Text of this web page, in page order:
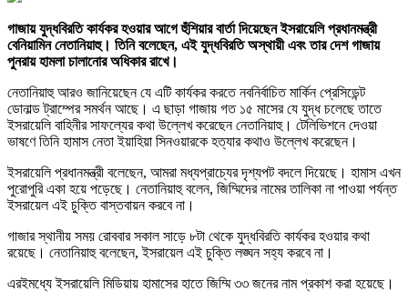
গাজায় যুদ্ধবিরতি কার্যকর হওয়ার আগে হুঁশিয়ার বার্তা দিয়েছেন ইসরায়েলি প্রধানমন্ত্রী
বেনিয়ামিন নেতানিয়াহু। তিনি বলেছেন, এই যুদ্ধবিরতি অস্থায়ী এবং তার দেশ গাজায়
পুনরায় হামলা চালানোর অধিকার রাখে।
নেতানিয়াহু আরও জানিয়েছেন যে এটি কার্যকর করতে নবনির্বাচিত মার্কিন প্রেসিডেন্ট
ডোনাল্ড ট্রাম্পের সমর্থন আছে। এ ছাড়া গাজায় গত ১৫ মাসের যে যুদ্ধ চলেছে তাতে
ইসরায়েলি বাহিনীর সাফল্যের কথা উল্লেখ করেছেন নেতানিয়াহু। টেলিভিশনে দেওয়া
ভাষণে তিনি হামাস নেতা ইয়াহিয়া সিনওয়ারকে হত্যার কথাও উল্লেখ করেছেন।
ইসরায়েলি প্রধানমন্ত্রী বলেছেন, আমরা মধ্যপ্রাচ্যের দৃশ্যপট বদলে দিয়েছে। হামাস এখন
পুরোপুরি একা হয়ে পড়েছে। নেতানিয়াহু বলেন, জিম্মিদের নামের তালিকা না পাওয়া পর্যন্ত
ইসরায়েল এই চুক্তি বাস্তবায়ন করবে না।
গাজার স্থানীয় সময় রোববার সকাল সাড়ে ৮টা থেকে যুদ্ধবিরতি কার্যকর হওয়ার কথা
রয়েছে। নেতানিয়াহু বলেছেন, ইসরায়েল এই চুক্তি লঙ্ঘন সহ্য করবে না।
এরইমধ্যে ইসরায়েলি মিডিয়ায় হামাসের হাতে জিম্মি ৩৩ জনের নাম প্রকাশ করা হয়েছে।